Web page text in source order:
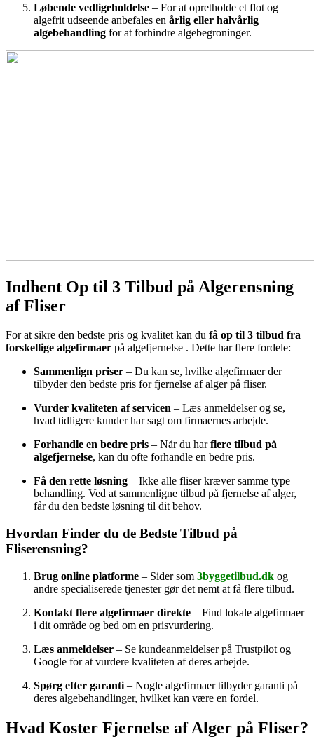
Løbende vedligeholdelse – For at opretholde et flot og
algefrit udseende anbefales en årlig eller halvårlig
algebehandling for at forhindre algebegroninger.
Indhent Op til 3 Tilbud på Algerensning
af Fliser
For at sikre den bedste pris og kvalitet kan du få op til 3 tilbud fra
forskellige algefirmaer på algefjernelse . Dette har flere fordele:
Sammenlign priser – Du kan se, hvilke algefirmaer der
tilbyder den bedste pris for fjernelse af alger på fliser.
Vurder kvaliteten af servicen – Læs anmeldelser og se,
hvad tidligere kunder har sagt om firmaernes arbejde.
Forhandle en bedre pris – Når du harflere tilbud på
algefjernelse, kan du ofte forhandle en bedre pris.
Få den rette løsning – Ikke alle fliser kræver samme type
behandling. Ved at sammenligne tilbud på fjernelse af alger,
får du den bedste løsning til dit behov.
Hvordan Finder du de Bedste Tilbud på
Fliserensning?
Brug online platforme – Sider som 3byggetilbud.dk og
andre specialiserede tjenester gør det nemt at få flere tilbud.
Kontakt flere algefirmaer direkte – Find lokale algefirmaer
i dit område og bed om en prisvurdering.
Læs anmeldelser – Se kundeanmeldelser på Trustpilot og
Google for at vurdere kvaliteten af deres arbejde.
Spørg efter garanti – Nogle algefirmaer tilbyder garanti på
deres algebehandlinger, hvilket kan være en fordel.
Hvad Koster Fjernelse af Alger på Fliser?